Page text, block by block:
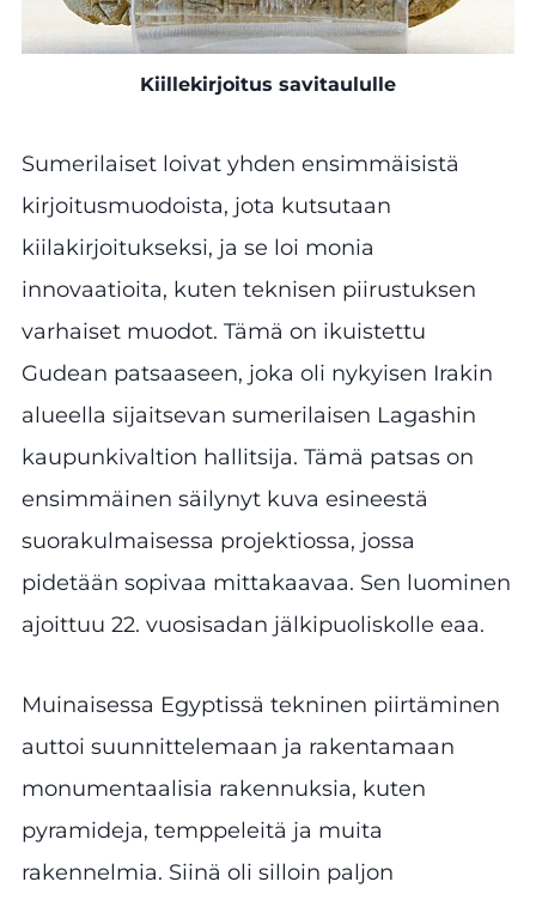
Kiillekirjoitus savitaululle
Sumerilaiset loivat yhden ensimmäisistä
kirjoitusmuodoista, jota kutsutaan
kiilakirjoitukseksi, ja se loi monia
innovaatioita, kuten teknisen piirustuksen
varhaiset muodot. Tämä on ikuistettu
Gudean patsaaseen, joka oli nykyisen Irakin
alueella sijaitsevan sumerilaisen Lagashin
kaupunkivaltion hallitsija. Tämä patsas on
ensimmäinen säilynyt kuva esineestä
suorakulmaisessa projektiossa, jossa
pidetään sopivaa mittakaavaa. Sen luominen
ajoittuu 22. vuosisadan jälkipuoliskolle eaa.
Muinaisessa Egyptissä tekninen piirtäminen
auttoi suunnittelemaan ja rakentamaan
monumentaalisia rakennuksia, kuten
pyramideja, temppeleitä ja muita
rakennelmia. Siinä oli silloin paljon